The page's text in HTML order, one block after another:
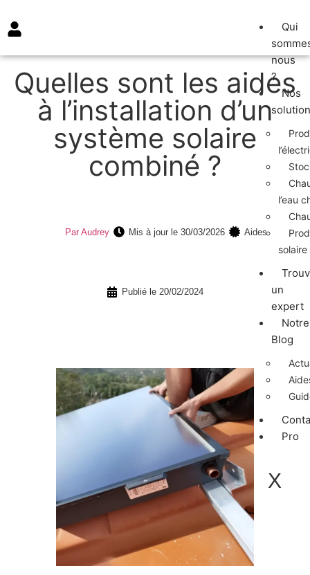
Qui
nous
?
Nos
l’eau
solaire
un
expert
Notre
Blog
Pro
X
Quelles sont les aides
à l’installation d’un
système solaire
combiné ?
Par Audrey Mis à jour le 30/03/2026 Aides
Publié le 20/02/2024